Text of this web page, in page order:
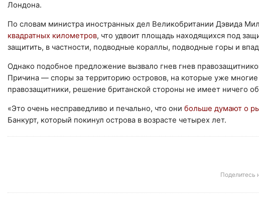
Лондона.
По словам министра иностранных дел Великобритании Дэвида
квадратных километров, что удвоит площадь находящихся под
защитить, в частности, подводные кораллы, подводные горы и
Однако подобное предложение вызвало гнев гнев
Причина — споры за территорию островов, на которые уже
правозащитники, решение британской стороны не имеет ничего
«Это очень несправедливо и печально, что они больше думают о
Банкурт, который покинул острова в возрасте четырех лет.
Поделитесь